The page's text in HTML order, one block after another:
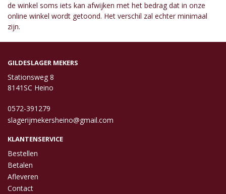
de winkel soms iets kan afwijken met het bedrag dat in onze
online winkel wordt getoond. Het verschil zal echter minimaal
zijn.
GILDESLAGER MEKERS
Stationsweg 8
8141SC Heino
0572-391279
slagerijmekersheino@gmail.com
KLANTENSERVICE
Bestellen
Betalen
Afleveren
Contact